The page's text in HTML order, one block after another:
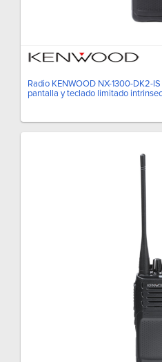
Radio KENWOOD NX-1300-DK2-
pantalla y teclado limitado